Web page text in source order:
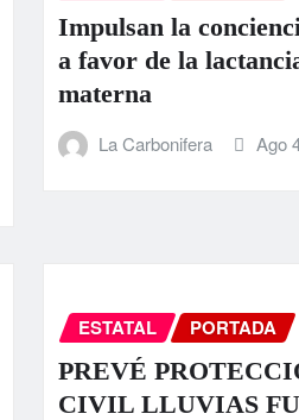
Impulsan la
a favor de la
materna
La Carbonifera Ago
ESTATAL PORTADA
PREVÉ
CIVIL LLUVIAS